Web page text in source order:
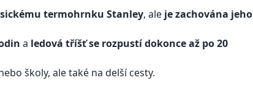
termohrnku Stanley, ale je zachována jeho
a ledová tříšť se rozpustí dokonce až po 20
školy, ale také na delší cesty.